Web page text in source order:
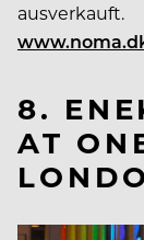
ausverkauft.
8.
AT